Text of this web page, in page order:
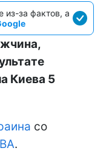
из-за фактов, а
Киева 5
со
.